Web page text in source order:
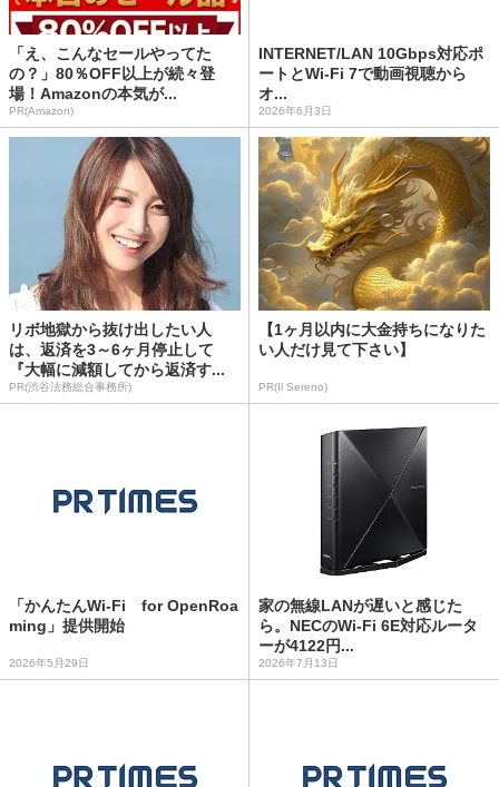
「え、こんなセールやってた
の？」80％OFF以上が続々登
場！Amazonの本気が...
PR(Amazon)
INTERNET/LAN 10Gbps対応ポ
ートとWi-Fi 7で動画視聴から
オ...
2026年6月3日
リボ地獄から抜け出したい人
は、返済を3～6ヶ月停止して
『大幅に減額してから返済す...
PR(渋谷法務総合事務所)
【1ヶ月以内に大金持ちになりた
い人だけ見て下さい】
PR(Il Sereno)
「かんたんWi-Fi for OpenRoa
ming」提供開始
2026年5月29日
家の無線LANが遅いと感じた
ら。NECのWi-Fi 6E対応ルータ
ーが4122円...
2026年7月13日